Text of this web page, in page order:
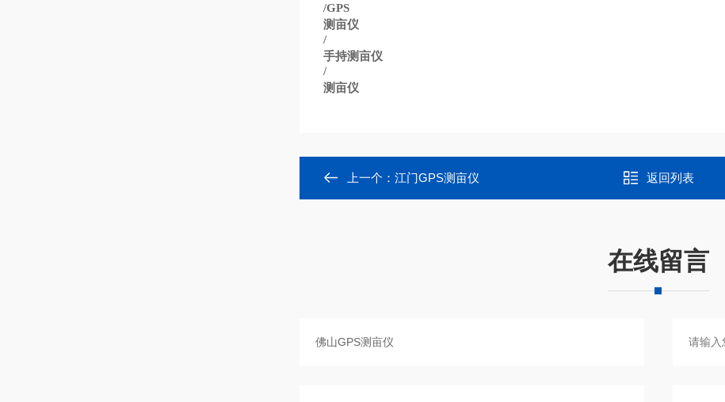
/GPS
测亩仪
/
手持测亩仪
/
测亩仪
上一个： 江门GPS测亩仪 返回列表
在线留言